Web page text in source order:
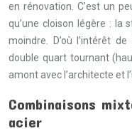
en rénovation. C’est un
qu’une cloison légère : la
moindre. D’où l’intérêt
double quart tournant
amont avec l’architecte et
Combinaisons
acier